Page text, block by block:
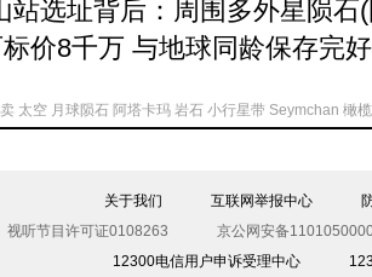
站选址背后：周围多外星陨石
标价8千万 与地球同龄保存完好
太空 月球陨石 阿塔卡玛 岩石 小行星带 Seymchan 橄
关于我们 互联网举报中心
视听节目许可证0108263
京公网安备
12300电信用户申诉受理中心